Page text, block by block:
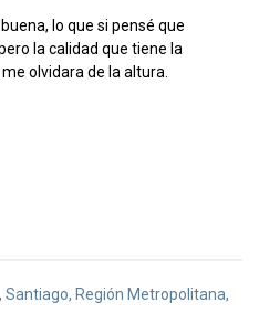
lo que si pensé que
la calidad que tiene la
olvidara de la altura.
Santiago, Región Metropolitana,